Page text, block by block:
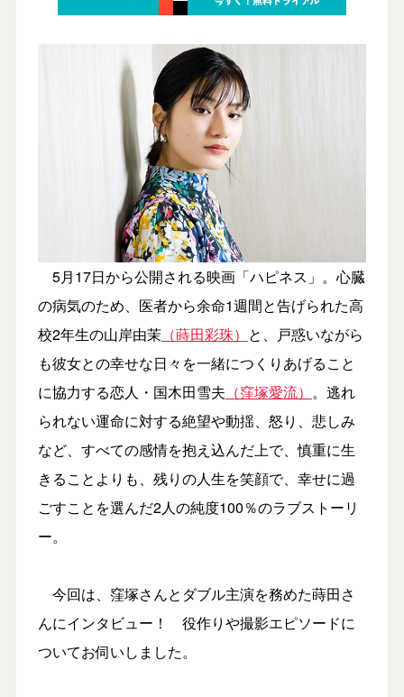
5月17日から公開される映画「ハピネス」。心臓
の病気のため、医者から余命1週間と告げられた高
校2年生の山岸由茉（蒔田彩珠） と、戸惑いながら
も彼女との幸せな日々を一緒につくりあげること
に協力する恋人・国木田雪夫 （窪塚愛流） 。逃れ
られない運命に対する絶望や動揺、怒り、悲しみ
など、すべての感情を抱え込んだ上で、慎重に生
きることよりも、残りの人生を笑顔で、幸せに過
ごすことを選んだ2人の純度100％のラブストーリ
ー。
今回は、窪塚さんとダブル主演を務めた蒔田さ
んにインタビュー！ 役作りや撮影エピソードに
ついてお伺いしました。